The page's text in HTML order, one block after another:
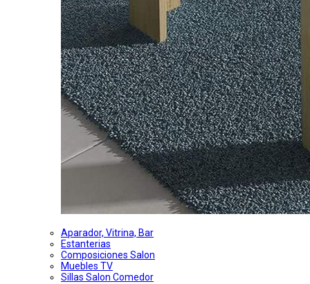
Aparador, Vitrina, Bar
Estanterias
Composiciones Salon
Muebles TV
Sillas Salon Comedor